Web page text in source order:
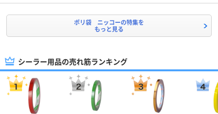
ポリ袋 ニッコーの特集を
もっと見る
シーラー用品の売れ筋ランキング